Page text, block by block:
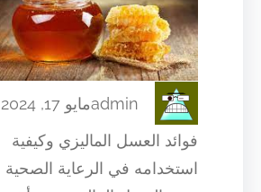
adminمايو 17, 2024
فوائد العسل الماليزي وكيفية
استخدامه في الرعاية الصحية